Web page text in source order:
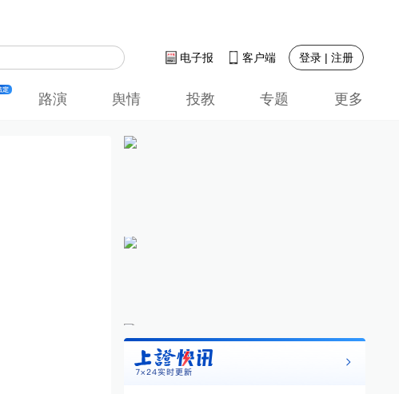
电子报 客户端 登录 | 注册
路演 舆情 投教 专题 更多